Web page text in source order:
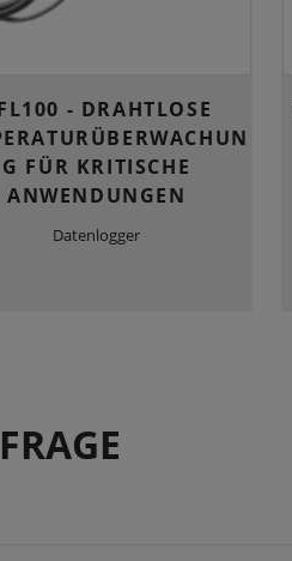
- DRAHTLOSE
G FÜR KRITISCHE
ANWENDUNGEN
Datenlogger